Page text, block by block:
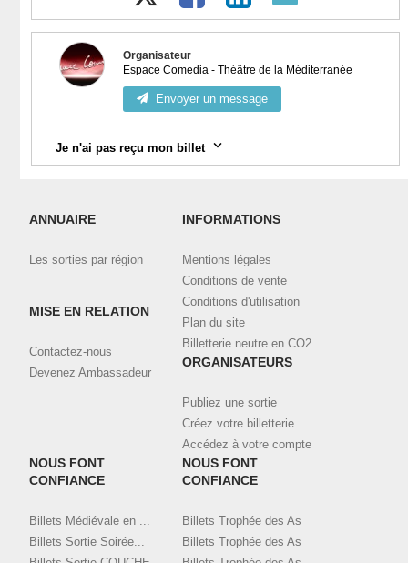
Organisateur
Espace Comedia - Théâtre de la Méditerranée
Envoyer un message
Je n'ai pas reçu mon billet
Connectez-vous à votre compteiciet visualisez toutes vos
Contactez l'organisateur en utilisant le bouton de contact ci-
dessus, en indiquant bien l'email et le nom utilisé pour la
ANNUAIRE
Les sorties par région
MISE EN RELATION
Contactez-nous
Devenez Ambassadeur
INFORMATIONS
Mentions légales
Conditions de vente
Conditions d'utilisation
Plan du site
Billetterie neutre en CO2
ORGANISATEURS
Publiez une sortie
Créez votre billetterie
Accédez à votre compte
NOUS FONT
CONFIANCE
Billets Médiévale en ...
Billets Sortie Soirée...
NOUS FONT
CONFIANCE
Billets Trophée des As
Billets Trophée des As